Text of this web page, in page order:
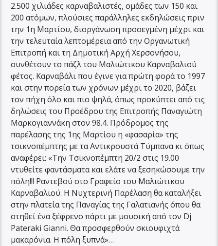
2.500 χιλιάδες καρναβαλιστές, ομάδες των 150 και
200 ατόμων, πλούσιες παράλληλες εκδηλώσεις πριν
την 1η Μαρτίου, διοργάνωση προσεγμένη μέχρι και
την τελευταία λεπτομέρεια από την Οργανωτική
Επιτροπή και τη Δημοτική Αρχή Χερσονήσου,
συνθέτουν το πάζλ του Μαλιώτικου Καρναβαλιού
φέτος. Καρναβάλι που έγινε για πρώτη φορά το 1997
και στην πορεία των χρόνων μέχρι το 2020, βάζει
τον πήχη όλο και πιο ψηλά, όπως προκύπτει από τις
δηλώσεις του Προέδρου της Επιτροπής Παναγιώτη
Μαρκογιαννάκη στον 98.4. Πρόδρομος της
παρέλασης της 1ης Μαρτίου η «φασαρία» της
τσικνοπέμπτης με τα Αντικρουστά Τύμπανα κι όπως
αναφέρει: «Την Τσικνοπέμπτη 20/2 στις 19.00
ντυθείτε φαντάσματα και ελάτε να ξεσηκώσουμε την
πόλη!!! Ραντεβού στο Γραφείο του Μαλιώτικου
Καρναβαλιού. Η Νυχτερινή Παρέλαση θα καταλήξει
στην πλατεία της Παναγίας της Γαλατιανής όπου θα
στηθεί ένα ξέφρενο πάρτι με μουσική από τον Dj
Pateraki Gianni. Θα προσφερθούν σκιουφιχτά
μακαρόνια. Η πόλη ξυπνά»…